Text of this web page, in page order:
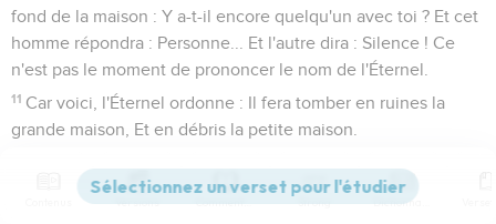
fond de la maison : Y a-t-il encore quelqu'un avec toi ? Et cet
homme répondra : Personne... Et l'autre dira : Silence ! Ce
n'est pas le moment de prononcer le nom de l'Éternel.
11 Car voici, l'Éternel ordonne : Il fera tomber en ruines la
grande maison, Et en débris la petite maison.
Deux victoires pour rien
Versions Commentaires Strong